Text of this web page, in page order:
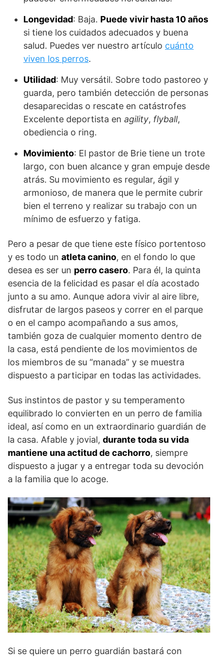
Longevidad: Baja. Puede vivir hasta 10 años
si tiene los cuidados adecuados y buena
salud. Puedes ver nuestro artículo cuánto
viven los perros.
Utilidad: Muy versátil. Sobre todo pastoreo y
guarda, pero también detección de personas
desaparecidas o rescate en catástrofes
Excelente deportista en agility, flyball,
obediencia o ring.
Movimiento: El pastor de Brie tiene un trote
largo, con buen alcance y gran empuje desde
atrás. Su movimiento es regular, ágil y
armonioso, de manera que le permite cubrir
bien el terreno y realizar su trabajo con un
mínimo de esfuerzo y fatiga.
Pero a pesar de que tiene este físico portentoso
y es todo un atleta canino, en el fondo lo que
desea es ser un perro casero. Para él, la quinta
esencia de la felicidad es pasar el día acostado
junto a su amo. Aunque adora vivir al aire libre,
disfrutar de largos paseos y correr en el parque
o en el campo acompañando a sus amos,
también goza de cualquier momento dentro de
la casa, está pendiente de los movimientos de
los miembros de su “manada” y se muestra
dispuesto a participar en todas las actividades.
Sus instintos de pastor y su temperamento
equilibrado lo convierten en un perro de familia
ideal, así como en un extraordinario guardián de
la casa. Afable y jovial, durante toda su vida
mantiene una actitud de cachorro, siempre
dispuesto a jugar y a entregar toda su devoción
a la familia que lo acoge.
Si se quiere un perro guardián bastará con